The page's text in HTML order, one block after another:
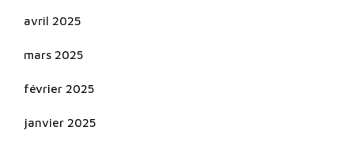
avril 2025
mars 2025
février 2025
janvier 2025